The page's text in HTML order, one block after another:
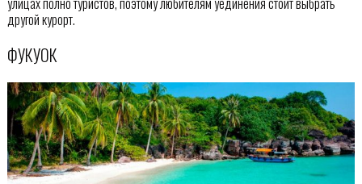
другой курорт.
ФУКУОК